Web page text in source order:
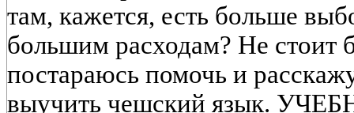
там, кажется, есть больше
большим расходам? Не стоит
постараюсь помочь и
выучить чешский язык.